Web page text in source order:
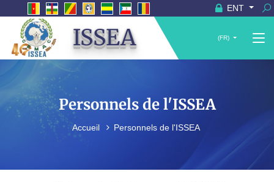
ENT
ISSEA (FR)
Personnels de l'ISSEA
Accueil Personnels de l'ISSEA